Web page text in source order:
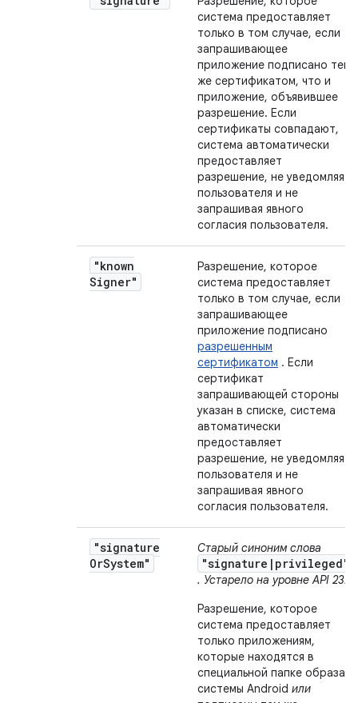
система предоставляет
только в том случае, если
запрашивающее
приложение подписано тем
же сертификатом, что и
приложение, объявившее
разрешение. Если
сертификаты совпадают,
система автоматически
предоставляет
разрешение, не уведомляя
пользователя и не
запрашивая явного
согласия пользователя.
"known
Signer"
Разрешение, которое
система предоставляет
только в том случае, если
запрашивающее
приложение подписано
разрешенным
сертификатом . Если
сертификат
запрашивающей стороны
указан в списке, система
автоматически
предоставляет
разрешение, не уведомляя
пользователя и не
запрашивая явного
согласия пользователя.
"signature
OrSystem"
Старый синоним слова
"signature|privileged"
. Устарело на уровне API 23.
Разрешение, которое
система предоставляет
только приложениям,
которые находятся в
специальной папке образа
системы Android или